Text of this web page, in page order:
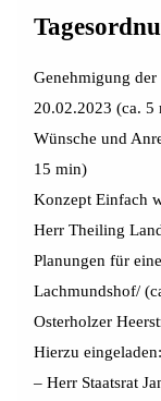
Genehmigung
20.02.2023 (ca. 5
Wünsche und
15 min)
Konzept Einfach
Herr Theiling
Planungen für
Lachmundshof/
Osterholzer
Hierzu eingeladen:
– Herr Staatsrat